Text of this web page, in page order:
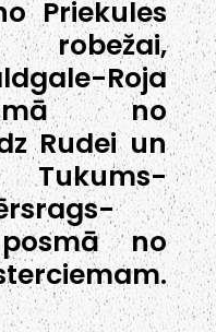
Priekules
robežai,
Roja
no
Rudei un
no